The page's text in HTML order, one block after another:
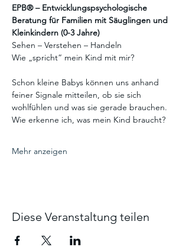
EPB® – Entwicklungspsychologische
Beratung für Familien mit Säuglingen und
Kleinkindern (0-3 Jahre)
Sehen – Verstehen – Handeln
Wie „spricht“ mein Kind mit mir?
Schon kleine Babys können uns anhand
feiner Signale mitteilen, ob sie sich
wohlfühlen und was sie gerade brauchen.
Wie erkenne ich, was mein Kind braucht?
Mehr anzeigen
Diese Veranstaltung teilen